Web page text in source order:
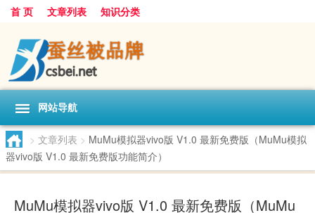
首 页 文章列表 知识分类
网站导航
> 文章列表 > MuMu模拟器vivo版 V1.0 最新免费版（MuMu模拟
器vivo版 V1.0 最新免费版功能简介）
MuMu模拟器vivo版 V1.0 最新免费版（MuMu